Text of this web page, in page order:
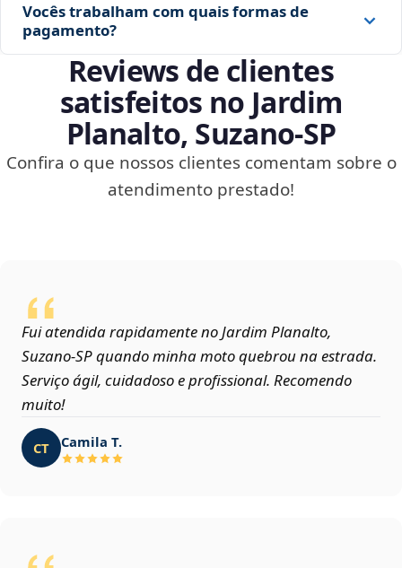
Vocês trabalham com quais formas de
pagamento?
Reviews de clientes
satisfeitos no Jardim
Planalto, Suzano‑SP
Confira o que nossos clientes comentam sobre o
atendimento prestado!
Fui atendida rapidamente no Jardim Planalto,
Suzano‑SP quando minha moto quebrou na estrada.
Serviço ágil, cuidadoso e profissional. Recomendo
muito!
CT Camila T.